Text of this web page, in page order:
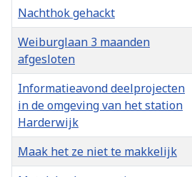
Nachthok gehackt
Weiburglaan 3 maanden
afgesloten
Informatieavond deelprojecten
in de omgeving van het station
Harderwijk
Maak het ze niet te makkelijk